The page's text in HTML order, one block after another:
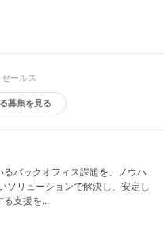
ールス
募集を見る
バックオフィス課題を、ノウハ
ソリューションで解決し、安定し
支援を...